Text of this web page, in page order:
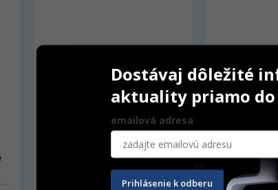
Profluorid Varnish Single
Dose 200 x 0,4 ml
TePe kefky
Dostávaj dôležité
aktuality priamo
emailová adresa
Prihlásenie k odberu